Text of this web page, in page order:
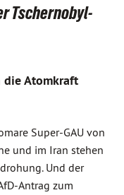
Tschernobyl-
die Atomkraft
Super-GAU von
und im Iran stehen
Und der
Antrag zum